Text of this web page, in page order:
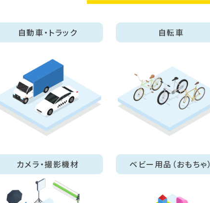
自動車・トラック 自転車
カメラ・撮影機材 ベビー用品（おもちゃ）